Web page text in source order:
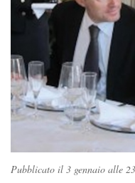
Pubblicato il 3 gennaio alle